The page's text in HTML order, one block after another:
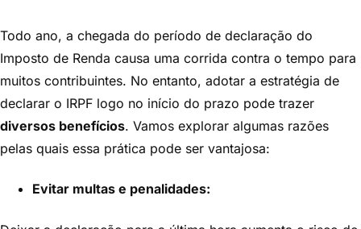
Todo ano, a chegada do período de declaração do
Imposto de Renda causa uma corrida contra o tempo para
muitos contribuintes. No entanto, adotar a estratégia de
declarar o IRPF logo no início do prazo pode trazer
diversos benefícios. Vamos explorar algumas razões
pelas quais essa prática pode ser vantajosa:
Evitar multas e penalidades: